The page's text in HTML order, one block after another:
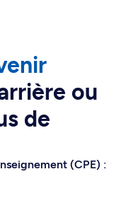
ou
de
(CPE) :